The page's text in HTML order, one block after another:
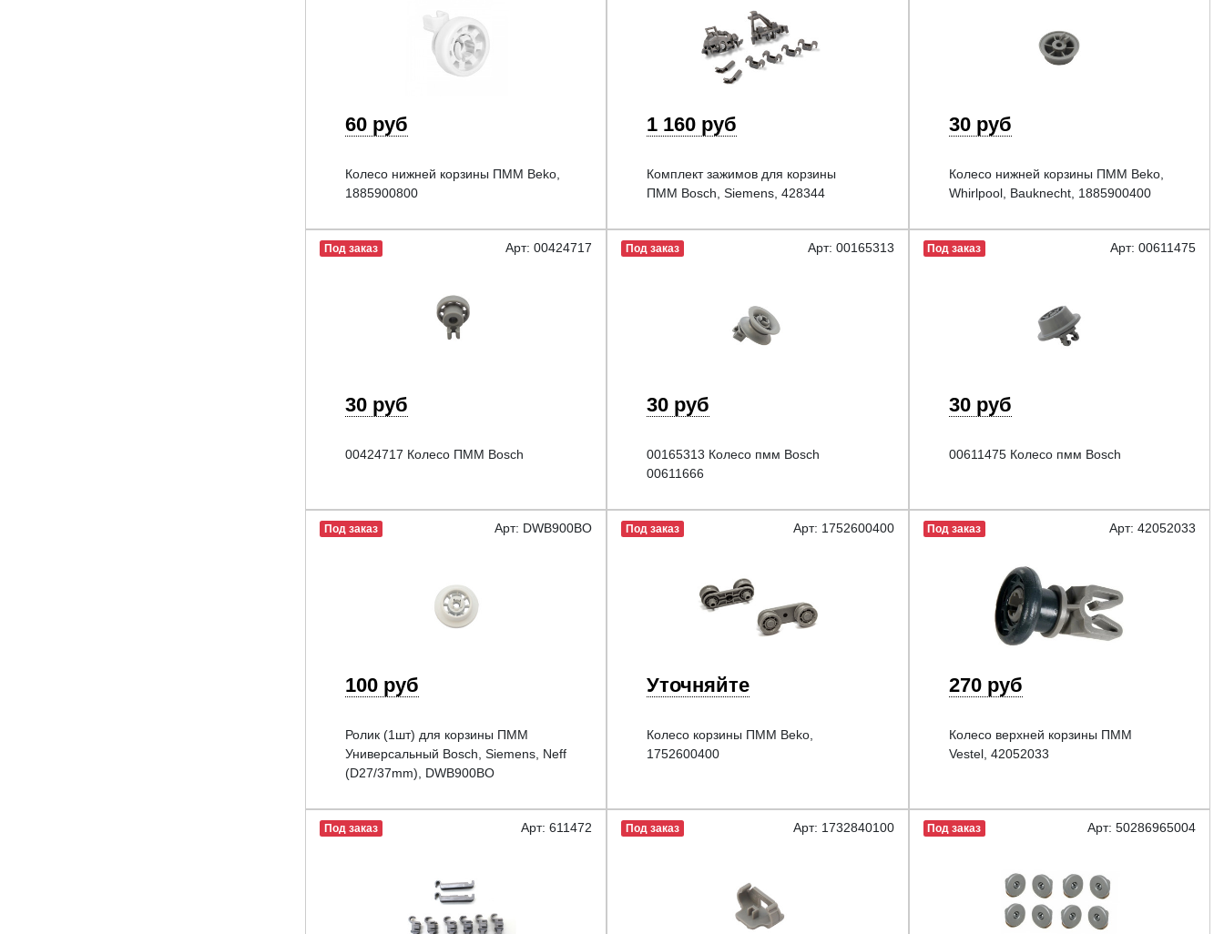
60 руб
Колесо нижней корзины ПММ Beko,
1885900800
1 160 руб
Комплект зажимов для корзины
ПММ Bosch, Siemens, 428344
30 руб
Колесо нижней корзины ПММ Beko,
Whirlpool, Bauknecht, 1885900400
Под заказ Арт: 00424717
30 руб
00424717 Колесо ПММ Bosch
Под заказ Арт: 00165313
30 руб
00165313 Колесо пмм Bosch
00611666
Под заказ Арт: 00611475
30 руб
00611475 Колесо пмм Bosch
Под заказ Арт: DWB900BO
100 руб
Ролик (1шт) для корзины ПММ
Универсальный Bosch, Siemens, Neff
(D27/37mm), DWB900BO
Под заказ Арт: 1752600400
Уточняйте
Колесо корзины ПММ Beko,
1752600400
Под заказ Арт: 42052033
270 руб
Колесо верхней корзины ПММ
Vestel, 42052033
Под заказ Арт: 611472 Под заказ Арт: 1732840100 Под заказ Арт: 50286965004